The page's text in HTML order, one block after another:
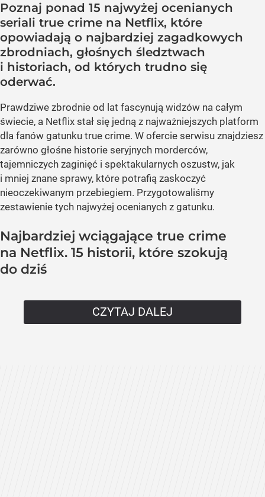
Poznaj ponad 15 najwyżej ocenianych
seriali true crime na Netflix, które
opowiadają o najbardziej zagadkowych
zbrodniach, głośnych śledztwach
i historiach, od których trudno się
oderwać.
Prawdziwe zbrodnie od lat fascynują widzów na całym
świecie, a Netflix stał się jedną z najważniejszych platform
dla fanów gatunku true crime. W ofercie serwisu znajdziesz
zarówno głośne historie seryjnych morderców,
tajemniczych zaginięć i spektakularnych oszustw, jak
i mniej znane sprawy, które potrafią zaskoczyć
nieoczekiwanym przebiegiem. Przygotowaliśmy
zestawienie tych najwyżej ocenianych z gatunku.
Najbardziej wciągające true crime
na Netflix. 15 historii, które szokują
do dziś
CZYTAJ DALEJ